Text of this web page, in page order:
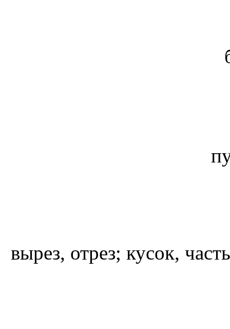
вырез, отрез; кусок,